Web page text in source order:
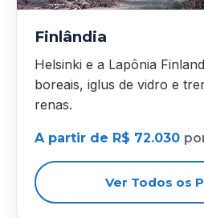
Finlândia
Helsinki e a Lapônia
boreais, iglus de vidro e
renas.
A partir de R$ 72.030
Ver Todos os